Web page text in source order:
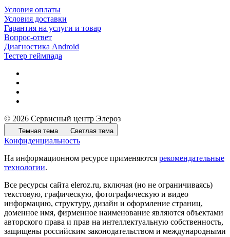
Условия оплаты
Условия доставки
Гарантия на услуги и товар
Вопрос-ответ
Диагностика Android
Тестер геймпада
© 2026 Сервисный центр Элероз
Темная тема Светлая тема
Конфиденциальность
На информационном ресурсе применяются рекомендательные
технологии.
Все ресурсы сайта eleroz.ru, включая (но не ограничиваясь)
текстовую, графическую, фотографическую и видео
информацию, структуру, дизайн и оформление страниц,
доменное имя, фирменное наименование являются объектами
авторского права и прав на интеллектуальную собственность,
защищены российским законодательством и международными